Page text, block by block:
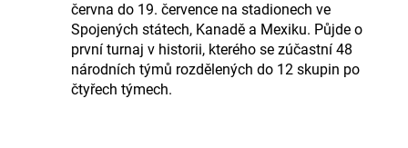
června do 19. července na stadionech ve
Spojených státech, Kanadě a Mexiku. Půjde o
první turnaj v historii, kterého se zúčastní 48
národních týmů rozdělených do 12 skupin po
čtyřech týmech.